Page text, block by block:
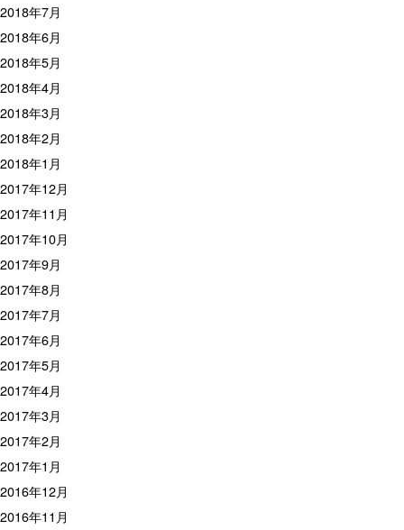
2018年7月
2018年6月
2018年5月
2018年4月
2018年3月
2018年2月
2018年1月
2017年12月
2017年11月
2017年10月
2017年9月
2017年8月
2017年7月
2017年6月
2017年5月
2017年4月
2017年3月
2017年2月
2017年1月
2016年12月
2016年11月